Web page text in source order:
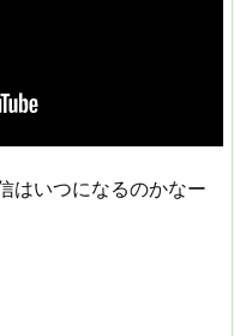
はいつになるのかなー